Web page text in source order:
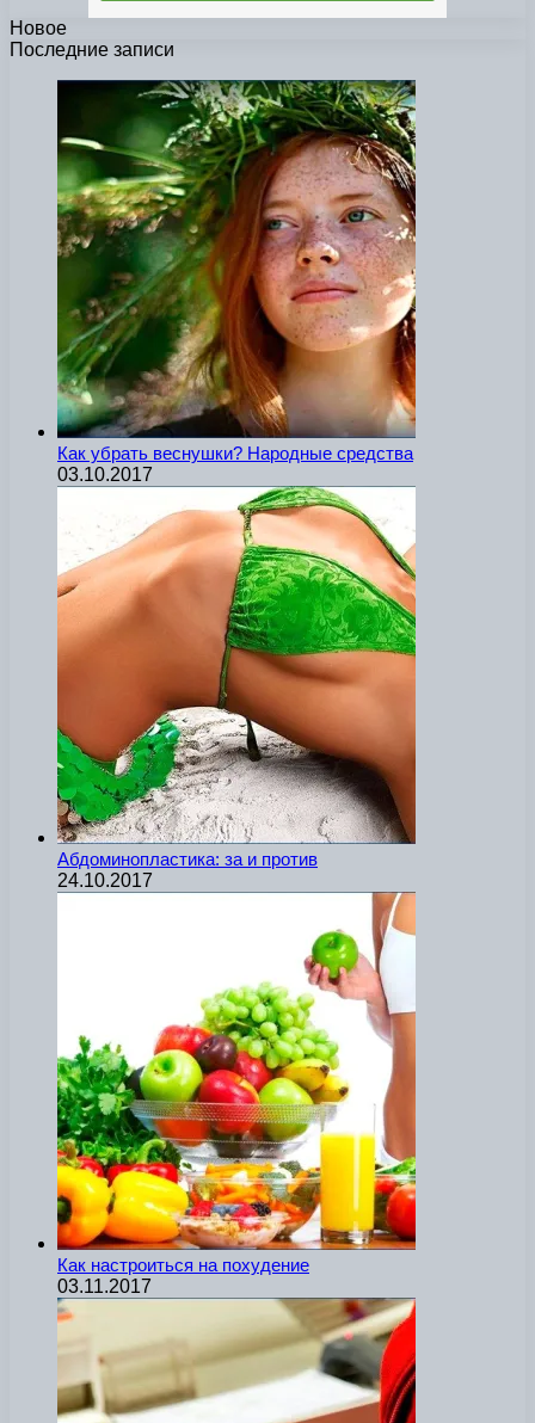
Новое
Последние записи
Как убрать веснушки? Народные средства
03.10.2017
Абдоминопластика: за и против
24.10.2017
Как настроиться на похудение
03.11.2017